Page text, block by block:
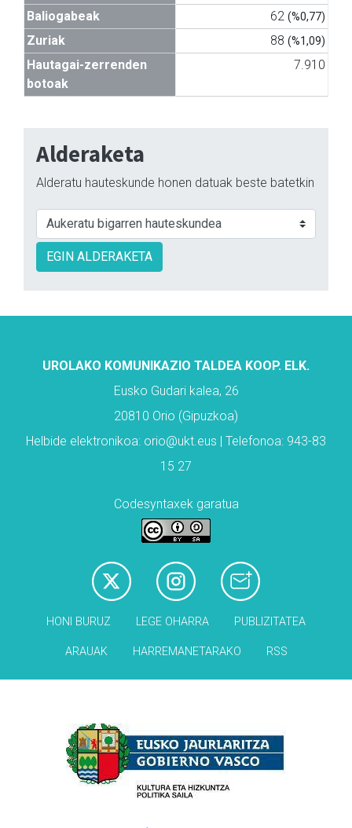
Baliogabeak
62 (%0,77)
Zuriak 88 (%1,09)
Hautagai-zerrenden
botoak
7.910
Alderaketa
Alderatu hauteskunde honen datuak beste batetkin
EGIN ALDERAKETA
UROLAKO KOMUNIKAZIO TALDEA KOOP. ELK.
Eusko Gudari kalea, 26
20810 Orio (Gipuzkoa)
Helbide elektronikoa: orio@ukt.eus | Telefonoa: 943-83
15 27
Codesyntaxek garatua
HONI BURUZ LEGE OHARRA PUBLIZITATEA
ARAUAK HARREMANETARAKO RSS